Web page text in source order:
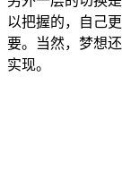
以把握的，自己
要。当然，梦想
实现。